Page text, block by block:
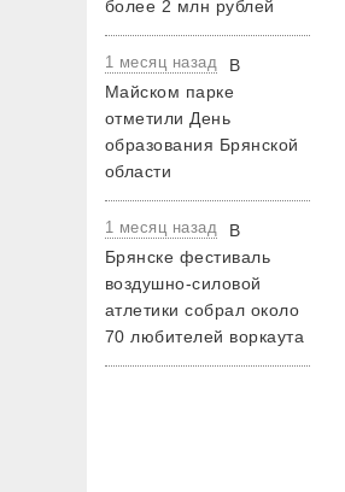
более 2 млн рублей
1 месяц назад
В
Майском парке
отметили День
образования Брянской
области
1 месяц назад
В
Брянске фестиваль
воздушно-силовой
атлетики собрал около
70 любителей воркаута